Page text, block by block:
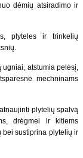
dėmių atsiradimo ir
plyteles ir trinkelių
atstumia pelėsį,
mechninams
plytelių spalvą
drėgmei ir kitiems
bei sustiprina plytelių ir